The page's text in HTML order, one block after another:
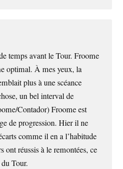
temps avant le Tour. Froome
optimal. À mes yeux, la
plus à une scéance
un bel interval de
Contador) Froome est
de progression. Hier il ne
comme il en a l’habitude
ont réussis à le remontées, ce
Tour.